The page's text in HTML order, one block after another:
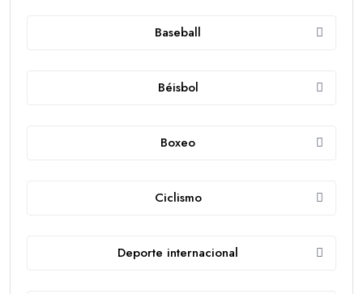
Baseball
Béisbol
Boxeo
Ciclismo
Deporte internacional